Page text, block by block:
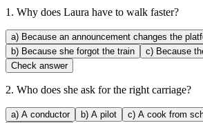
1. Why does Laura have to walk faster?
a) Because an announcement changes the
b) Because she forgot the train c) Because
Check answer
2. Who does she ask for the right carriage?
a) A conductor b) A pilot c) A cook from